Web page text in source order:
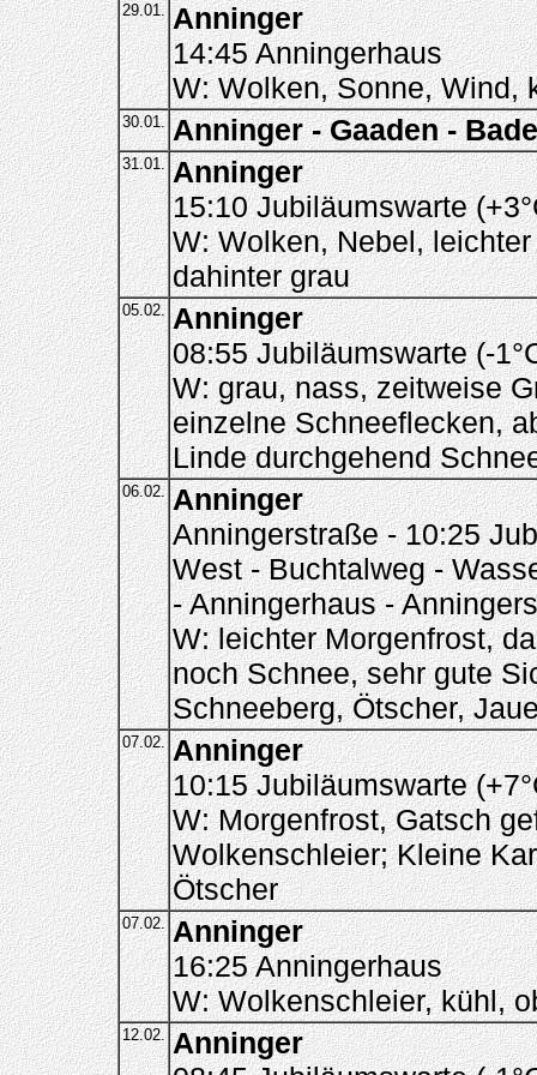
29.01. Anninger
14:45 Anningerhaus
W: Wolken, Sonne, Wind,
30.01. Anninger - Gaaden -
31.01. Anninger
15:10 Jubiläumswarte
W: Wolken, Nebel,
dahinter grau
05.02. Anninger
08:55 Jubiläumswarte (-
W: grau, nass, zeitweise
einzelne Schneeflecken,
Linde durchgehend
06.02. Anninger
Anningerstraße - 10:25
West - Buchtalweg -
- Anningerhaus -
W: leichter Morgenfrost,
noch Schnee, sehr gute
Schneeberg, Ötscher,
07.02. Anninger
10:15 Jubiläumswarte
W: Morgenfrost, Gatsch
Wolkenschleier; Kleine
Ötscher
07.02. Anninger
16:25 Anningerhaus
W: Wolkenschleier, kühl,
12.02. Anninger